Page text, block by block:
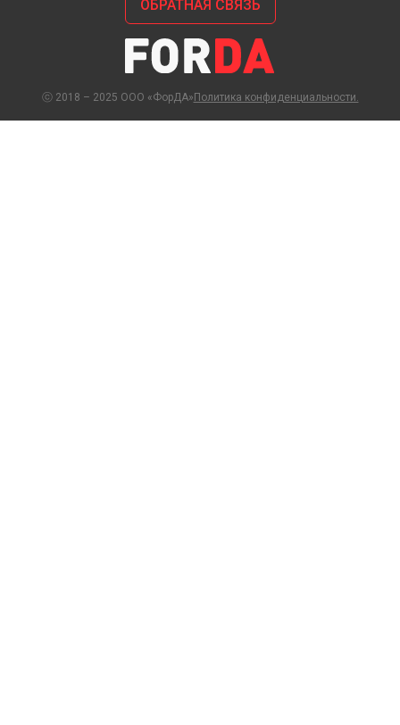
ОБРАТНАЯ СВЯЗЬ
ⓒ 2018 – 2025 ООО «ФорДА»Политика конфиденциальности.